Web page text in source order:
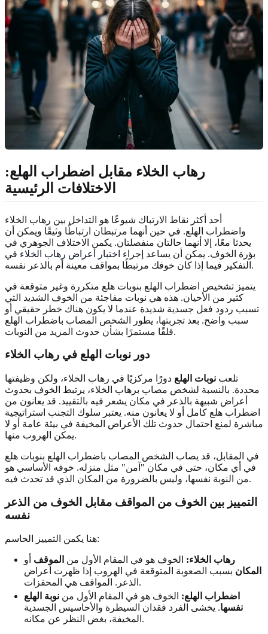
رهاب الخلاء مقابل اضطراب الهلع:
الاختلافات الرئيسية
أحد أكثر نقاط الارتباك شيوعًا هو التداخل بين رهاب الخلاء
واضطراب الهلع. في حين أنهما مرتبطان ارتباطًا وثيقًا ويمكن أن
يحدثا معًا، إلا أنهما حالتان منفصلتان. يكمن الاختلاف الجوهري في
بؤرة الخوف. يمكن أن يساعد إجراء اختبار أعراض رهاب الخلاء في
التفكير فيما إذا كان خوفك مرتبطًا بمواقف معينة أم بالذعر نفسه.
يتميز تشخيص اضطراب الهلع بنوبات هلع متكررة وغير متوقعة في
كثير من الأحيان. هذه هي نوبات مفاجئة من الخوف الشديد التي
تسبب ردود فعل جسدية شديدة عندما لا يكون هناك خطر حقيقي أو
سبب واضح. بعد تجربتها، يطور الشخص المصاب باضطراب الهلع
قلقًا مستمرًا بشأن حدوث المزيد من النوبات.
دور نوبات الهلع في رهاب الخلاء
تلعب نوبات الهلع دورًا مركزيًا في رهاب الخلاء، ولكن وظيفتها
محددة. بالنسبة لشخص مصاب برهاب الخلاء، يرتبط الخوف بحدوث
أعراض شبيهة بالذعر في مكان يشعر فيه بالتقييد. قد يعانون من
اضطراب هلع كامل أو لا يعانون منه. يعتبر سلوك التجنب استراتيجية
مباشرة لمنع احتمال حدوث تلك الأعراض المخيفة في بيئة عامة أو لا
يمكن الهروب منها.
في المقابل، قد يصاب الشخص المصاب باضطراب الهلع بنوبات هلع
في أي مكان، حتى في مكان "آمن" مثل منزله. خوفه الأساسي هو
من النوبة نفسها، وليس بالضرورة من المكان الذي قد تحدث فيه.
التمييز بين الخوف من المواقف مقابل الخوف من الذعر
نفسه
هنا يكمن التمييز الحاسم:
رهاب الخلاء: الخوف هو في المقام الأول من الموقف أو
المكان بسبب الصعوبة المتوقعة في الهروب إذا ظهرت أعراض
الذعر. المواقف هي المحفزات.
اضطراب الهلع: الخوف هو في المقام الأول من نوبة الهلع
نفسها. يخشى الفرد فقدان السيطرة والأحاسيس الجسدية
المخيفة، بغض النظر عن مكانه.